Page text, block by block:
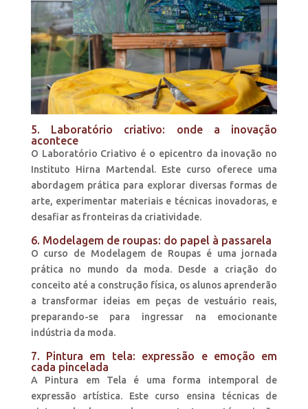
5. Laboratório criativo: onde a inovação
acontece
O Laboratório Criativo é o epicentro da inovação no
Instituto Hirna Martendal. Este curso oferece uma
abordagem prática para explorar diversas formas de
arte, experimentar materiais e técnicas inovadoras, e
desafiar as fronteiras da criatividade.
6. Modelagem de roupas: do papel à passarela
O curso de Modelagem de Roupas é uma jornada
prática no mundo da moda. Desde a criação do
conceito até a construção física, os alunos aprenderão
a transformar ideias em peças de vestuário reais,
preparando-se para ingressar na emocionante
indústria da moda.
7. Pintura em tela: expressão e emoção em
cada pincelada
A Pintura em Tela é uma forma intemporal de
expressão artística. Este curso ensina técnicas de